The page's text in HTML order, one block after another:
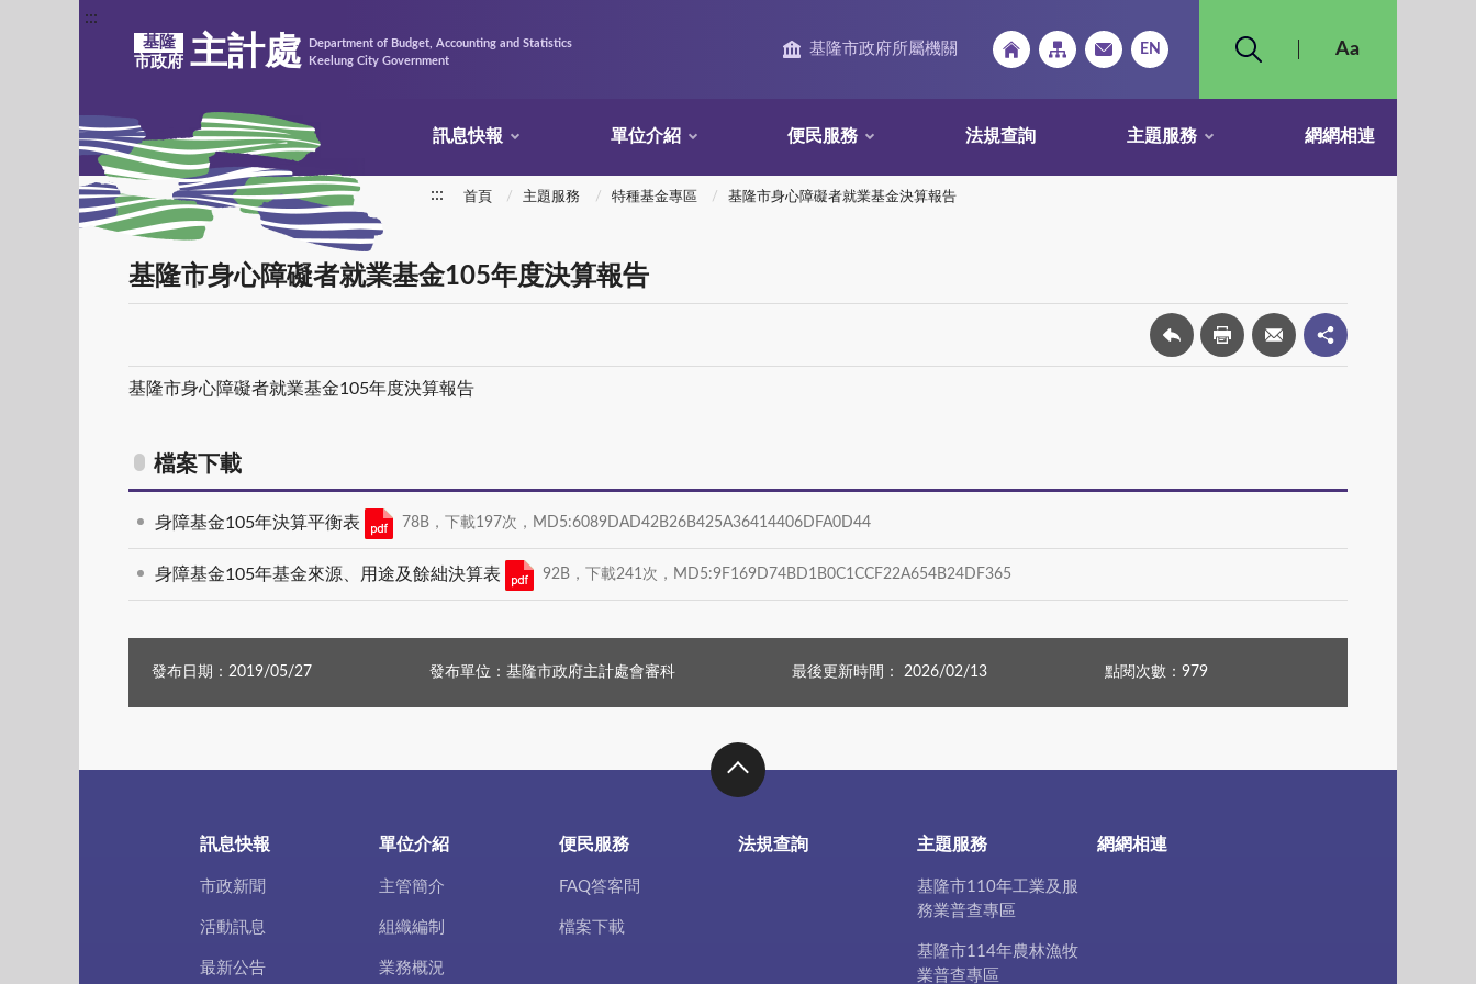
:::
基隆
市政府 主計處
Department of Budget, Accounting and Statistics
Keelung City Government
基隆市政府所屬機關
訊息快報 單位介紹 便民服務 法規查詢 主題服務 網網相連
::: 首頁 主題服務 特種基金專區 基隆市身心障礙者就業基金決算報告
基隆市身心障礙者就業基金105年度決算報告
基隆市身心障礙者就業基金105年度決算報告
檔案下載
身障基金105年決算平衡表 78B，下載197次，MD5:6089DAD42B26B425A36414406DFA0D44
身障基金105年基金來源、用途及餘絀決算表 92B，下載241次，MD5:9F169D74BD1B0C1CCF22A654B24DF365
發布日期：2019/05/27 發布單位：基隆市政府主計處會審科 最後更新時間： 2026/02/13 點閱次數：979
訊息快報
市政新聞
活動訊息
最新公告
單位介紹
主管簡介
組織編制
業務概況
便民服務
FAQ答客問
檔案下載
法規查詢 主題服務
基隆市110年工業及服
務業普查專區
基隆市114年農林漁牧
業普查專區
網網相連